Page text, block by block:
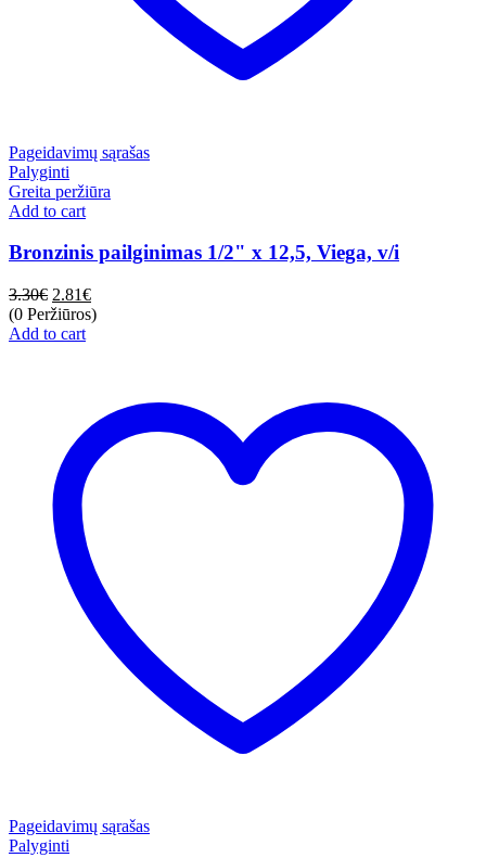
Pageidavimų sąrašas
Palyginti
Greita peržiūra
Add to cart
Bronzinis pailginimas 1/2" x 12,5, Viega, v/i
3.30€ 2.81€
(0 Peržiūros)
Add to cart
Pageidavimų sąrašas
Palyginti